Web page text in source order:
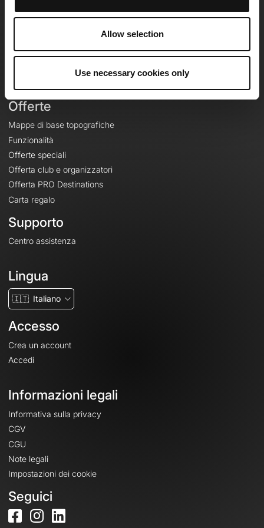
Allow selection
Use necessary cookies only
Riguardo a
Offerte
Mappe di base topografiche
Funzionalità
Offerte speciali
Offerta club e organizzatori
Offerta PRO Destinations
Carta regalo
Supporto
Centro assistenza
Lingua
🇮🇹 Italiano
Accesso
Crea un account
Accedi
Informazioni legali
Informativa sulla privacy
CGV
CGU
Note legali
Impostazioni dei cookie
Seguici